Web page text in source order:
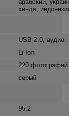
арабский,
хинди,
USB 2.0, аудио,
Li-Ion
220 фотографий
серый
95.2